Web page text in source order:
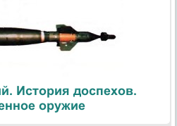
История доспехов.
оружие